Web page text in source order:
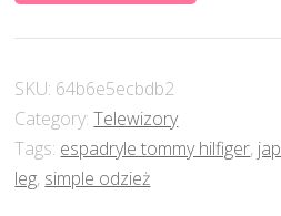
SKU: 64b6e5ecbdb2
Category:Telewizory
Tags: espadryle tommy hilfiger,
leg, simple odzież